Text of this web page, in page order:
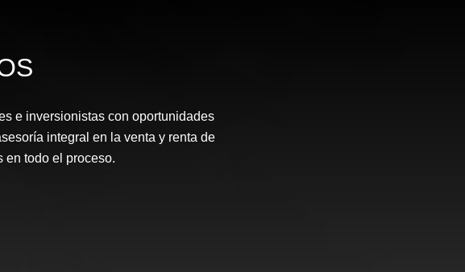
e inversionistas con oportunidades
integral en la venta y renta de
en todo el proceso.